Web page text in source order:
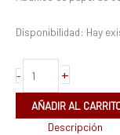
Disponibilidad: Hay
- +
AÑADIR AL
Descripción